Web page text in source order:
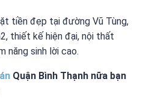
tiền đẹp tại đường Vũ Tùng,
thiết kế hiện đại, nội thất
năng sinh lời cao.
Quận Bình Thạnh nữa bạn